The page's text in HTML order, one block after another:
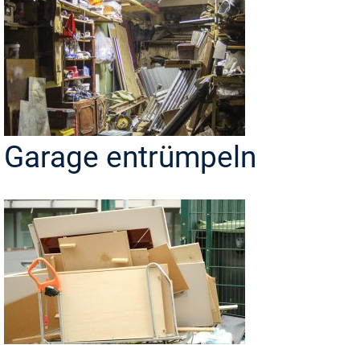
Garage entrümpeln